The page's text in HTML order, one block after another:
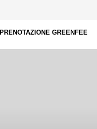
PRENOTAZIONE GREENFEE